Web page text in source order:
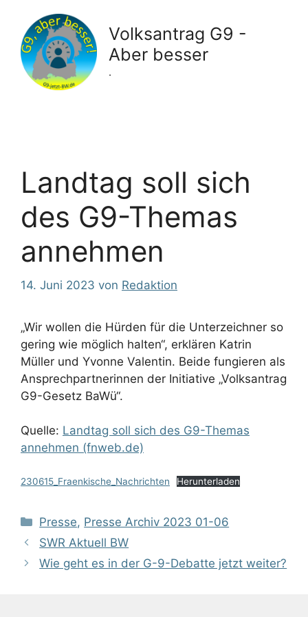
Inhalt
springen
Volksantrag G9 -
Aber besser
.
Landtag soll sich
des G9-Themas
annehmen
14. Juni 2023 von Redaktion
„Wir wollen die Hürden für die Unterzeichner so
gering wie möglich halten“, erklären Katrin
Müller und Yvonne Valentin. Beide fungieren als
Ansprechpartnerinnen der Initiative „Volksantrag
G9-Gesetz BaWü“.
Quelle: Landtag soll sich des G9-Themas
annehmen (fnweb.de)
230615_Fraenkische_Nachrichten Herunterladen
Kategorien
Presse, Presse Archiv 2023 01-06
SWR Aktuell BW
Wie geht es in der G-9-Debatte jetzt weiter?